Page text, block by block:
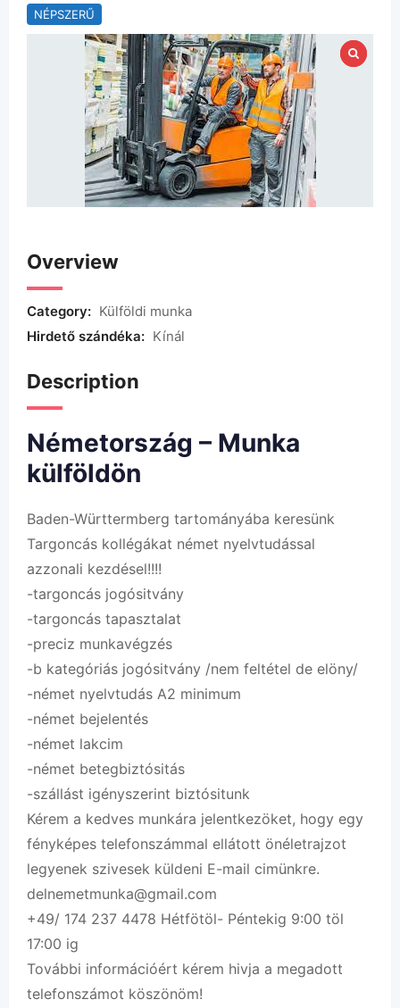
NÉPSZERŰ
Overview
Category: Külföldi munka
Hirdető szándéka: Kínál
Description
Németország – Munka
külföldön
Baden-Württermberg tartományába keresünk
Targoncás kollégákat német nyelvtudással
azzonali kezdésel!!!!
-targoncás jogósitvány
-targoncás tapasztalat
-preciz munkavégzés
-b kategóriás jogósitvány /nem feltétel de elöny/
-német nyelvtudás A2 minimum
-német bejelentés
-német lakcim
-német betegbiztósitás
-szállást igényszerint biztósitunk
Kérem a kedves munkára jelentkezöket, hogy egy
fényképes telefonszámmal ellátott önéletrajzot
legyenek szivesek küldeni E-mail cimünkre.
delnemetmunka@gmail.com
+49/ 174 237 4478 Hétfötöl- Péntekig 9:00 töl
17:00 ig
További információért kérem hivja a megadott
telefonszámot köszönöm!